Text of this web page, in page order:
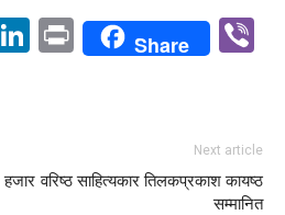
LinkedIn
PrintShare
Next article
वरिष्ठ साहित्यकार तिलकप्रकाश कायष्ठ
सम्मानित